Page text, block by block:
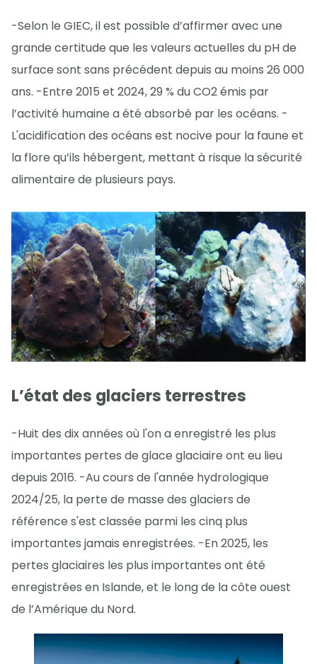
-Selon le GIEC, il est possible d’affirmer avec une
grande certitude que les valeurs actuelles du pH de
surface sont sans précédent depuis au moins 26 000
ans. -Entre 2015 et 2024, 29 % du CO2 émis par
l’activité humaine a été absorbé par les océans. -
L'acidification des océans est nocive pour la faune et
la flore qu’ils hébergent, mettant à risque la sécurité
alimentaire de plusieurs pays.
L’état des glaciers terrestres
-Huit des dix années où l'on a enregistré les plus
importantes pertes de glace glaciaire ont eu lieu
depuis 2016. -Au cours de l'année hydrologique
2024/25, la perte de masse des glaciers de
référence s'est classée parmi les cinq plus
importantes jamais enregistrées. -En 2025, les
pertes glaciaires les plus importantes ont été
enregistrées en Islande, et le long de la côte ouest
de l’Amérique du Nord.